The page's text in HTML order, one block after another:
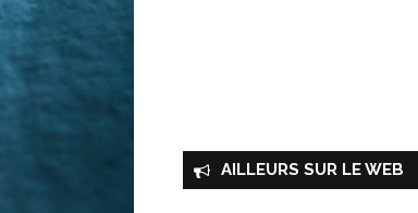
AILLEURS SUR LE WEB